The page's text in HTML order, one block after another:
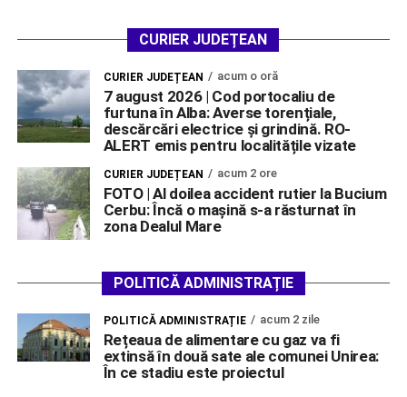
CURIER JUDEȚEAN
CURIER JUDEȚEAN acum o oră
7 august 2026 | Cod portocaliu de
furtuna în Alba: Averse torențiale,
descărcări electrice și grindină. RO-
ALERT emis pentru localitățile vizate
CURIER JUDEȚEAN acum 2 ore
FOTO | Al doilea accident rutier la Bucium
Cerbu: Încă o mașină s-a răsturnat în
zona Dealul Mare
POLITICĂ ADMINISTRAȚIE
POLITICĂ ADMINISTRAȚIE acum 2 zile
Rețeaua de alimentare cu gaz va fi
extinsă în două sate ale comunei Unirea:
În ce stadiu este proiectul